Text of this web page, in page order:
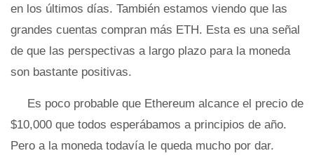
en los últimos días. También estamos viendo que las
grandes cuentas compran más ETH. Esta es una señal
de que las perspectivas a largo plazo para la moneda
son bastante positivas.
Es poco probable que Ethereum alcance el precio de
$10,000 que todos esperábamos a principios de año.
Pero a la moneda todavía le queda mucho por dar.